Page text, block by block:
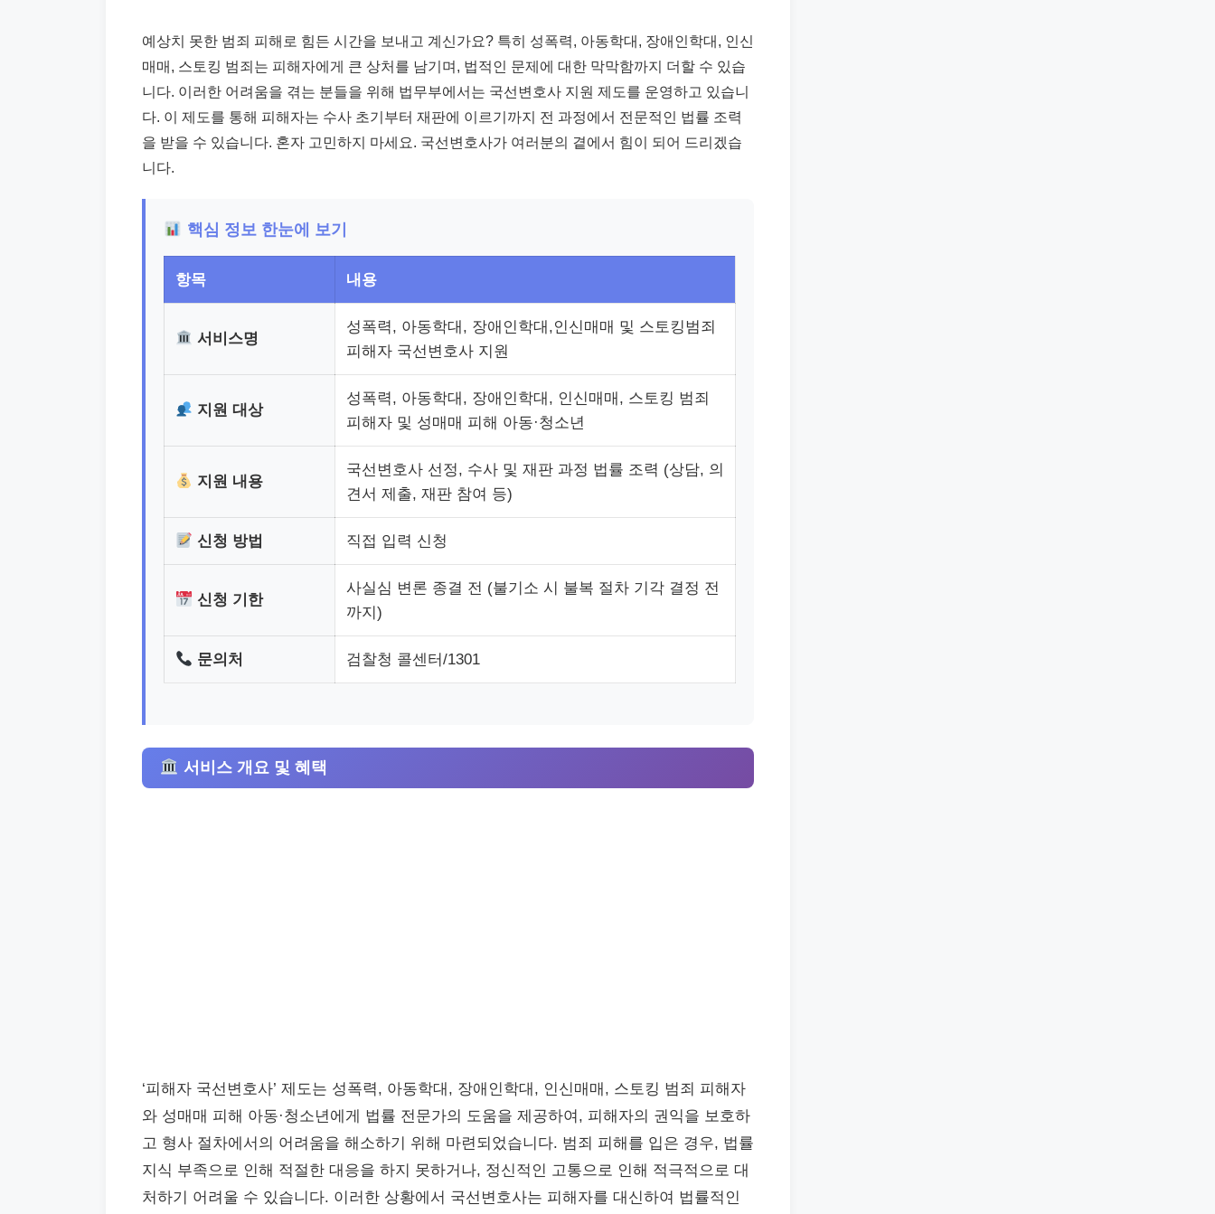
예상치 못한 범죄 피해로 힘든 시간을 보내고 계신가요? 특히 성폭력, 아동학대, 장애인학대, 인신
매매, 스토킹 범죄는 피해자에게 큰 상처를 남기며, 법적인 문제에 대한 막막함까지 더할 수 있습
니다. 이러한 어려움을 겪는 분들을 위해 법무부에서는 국선변호사 지원 제도를 운영하고 있습니
다. 이 제도를 통해 피해자는 수사 초기부터 재판에 이르기까지 전 과정에서 전문적인 법률 조력
을 받을 수 있습니다. 혼자 고민하지 마세요. 국선변호사가 여러분의 곁에서 힘이 되어 드리겠습
니다.
핵심 정보 한눈에 보기
항목 내용
서비스명
성폭력, 아동학대, 장애인학대,인신매매 및 스토킹범죄
피해자 국선변호사 지원
지원 대상
성폭력, 아동학대, 장애인학대, 인신매매, 스토킹 범죄
피해자 및 성매매 피해 아동·청소년
지원 내용
국선변호사 선정, 수사 및 재판 과정 법률 조력 (상담, 의
견서 제출, 재판 참여 등)
신청 방법 직접 입력 신청
신청 기한
사실심 변론 종결 전 (불기소 시 불복 절차 기각 결정 전
까지)
문의처 검찰청 콜센터/1301
서비스 개요 및 혜택
‘피해자 국선변호사’ 제도는 성폭력, 아동학대, 장애인학대, 인신매매, 스토킹 범죄 피해자
와 성매매 피해 아동·청소년에게 법률 전문가의 도움을 제공하여, 피해자의 권익을 보호하
고 형사 절차에서의 어려움을 해소하기 위해 마련되었습니다. 범죄 피해를 입은 경우, 법률
지식 부족으로 인해 적절한 대응을 하지 못하거나, 정신적인 고통으로 인해 적극적으로 대
처하기 어려울 수 있습니다. 이러한 상황에서 국선변호사는 피해자를 대신하여 법률적인